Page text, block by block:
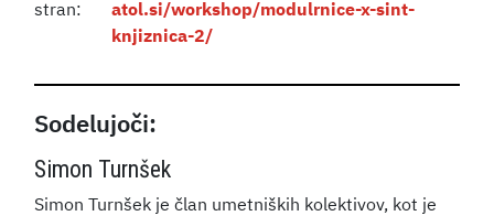
stran:
atol.si/workshop/modulrnice-x-sint-
knjiznica-2/
Sodelujoči:
Simon Turnšek
Simon Turnšek je član umetniških kolektivov, kot je